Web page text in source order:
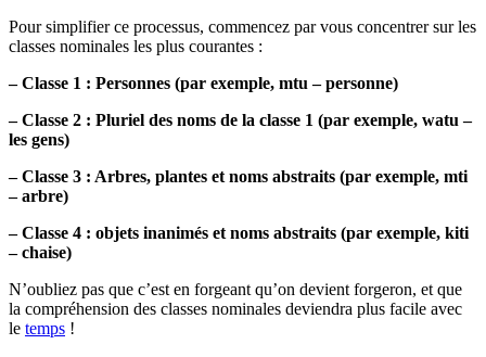
Pour simplifier ce processus, commencez par vous concentrer sur les
classes nominales les plus courantes :
– Classe 1 : Personnes (par exemple, mtu – personne)
– Classe 2 : Pluriel des noms de la classe 1 (par exemple, watu –
les gens)
– Classe 3 : Arbres, plantes et noms abstraits (par exemple, mti
– arbre)
– Classe 4 : objets inanimés et noms abstraits (par exemple, kiti
– chaise)
N’oubliez pas que c’est en forgeant qu’on devient forgeron, et que
la compréhension des classes nominales deviendra plus facile avec
le temps !